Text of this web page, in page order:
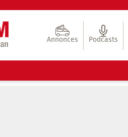
Annonces Podcasts